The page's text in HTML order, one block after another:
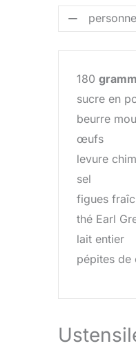
180
sucre en
beurre mou
œufs
levure
sel
figues
thé Earl
lait entier
pépites de